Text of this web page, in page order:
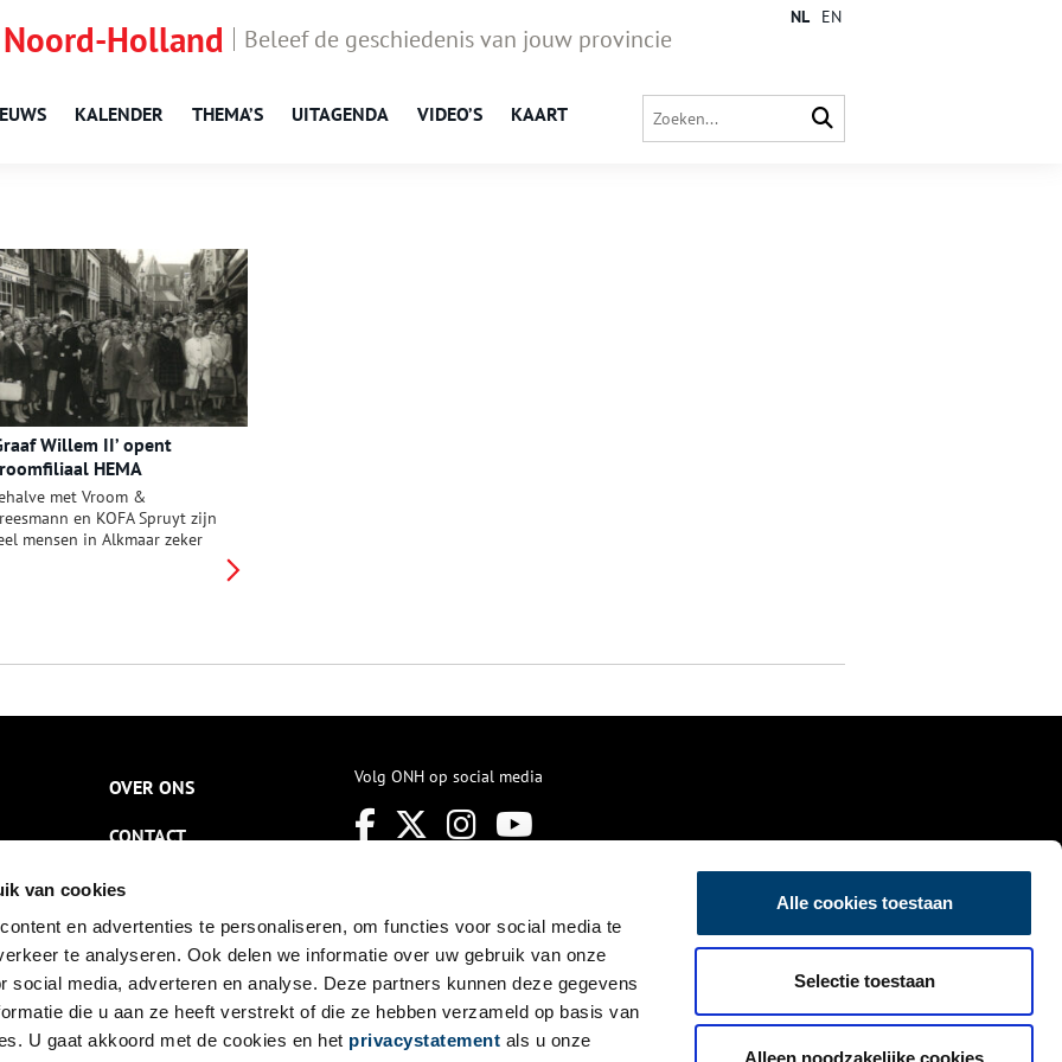
van cookies
en advertenties te personaliseren, om functies voor social media te
te analyseren. Ook delen we informatie over uw gebruik van onze
social media, adverteren en analyse. Deze partners kunnen deze gegevens
die u aan ze heeft verstrekt of die ze hebben verzameld op basis van
U gaat akkoord met de cookies en het privacystatement als u onze
Alle cookies toestaan
Selectie toestaan
Alleen noodzakelijke cookies
Holland Beleef de geschiedenis van jouw provincie
KALENDER THEMA’S UITAGENDA VIDEO’S KAART
NL EN
Willem II’ opent
HEMA
met Vroom &
en KOFA Spruyt zijn
mensen in Alkmaar zeker
de website van de
met de succesvolle Woolworth-
Hoewel de eerste
opende, duurde het nog tot
voordat Alkmaar een
kreeg. Dit had er
voornamelijk mee te maken dat
als een te kleine stad
een vestiging werd gezien.
OVER ONS
CONTACT
NIEUWSBRIEF
DISCLAIMER
PRIVACY
TOEGANKELIJKHEID
Volg ONH op social media